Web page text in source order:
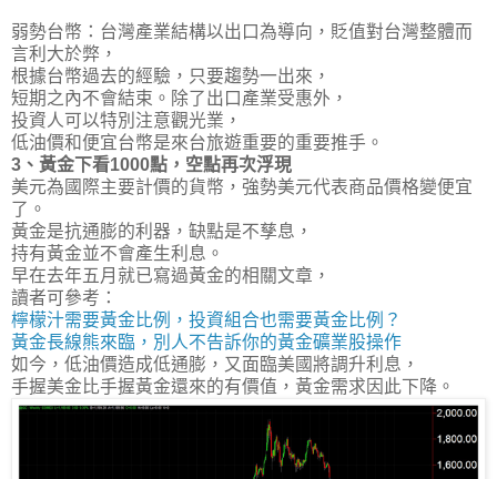
弱勢台幣：台灣產業結構以出口為導向，貶值對台灣整體而
言利大於弊，
根據台幣過去的經驗，只要趨勢一出來，
短期之內不會結束。除了出口產業受惠外，
投資人可以特別注意觀光業，
低油價和便宜台幣是來台旅遊重要的重要推手。
3、黃金下看1000點，空點再次浮現
美元為國際主要計價的貨幣，強勢美元代表商品價格變便宜
了。
黃金是抗通膨的利器，缺點是不孳息，
持有黃金並不會產生利息。
早在去年五月就已寫過黃金的相關文章，
讀者可參考：
檸檬汁需要黃金比例，投資組合也需要黃金比例？
黃金長線熊來臨，別人不告訴你的黃金礦業股操作
如今，低油價造成低通膨，又面臨美國將調升利息，
手握美金比手握黃金還來的有價值，黃金需求因此下降。